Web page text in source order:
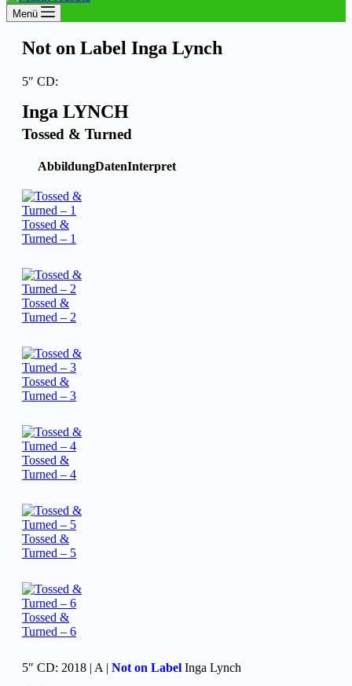
Menü
Not on Label Inga Lynch
5″ CD:
Inga LYNCH
Tossed & Turned
AbbildungDatenInterpret
Tossed &
Turned – 1
Tossed &
Turned – 2
Tossed &
Turned – 3
Tossed &
Turned – 4
Tossed &
Turned – 5
Tossed &
Turned – 6
5″ CD: 2018 | A | Not on Label Inga Lynch